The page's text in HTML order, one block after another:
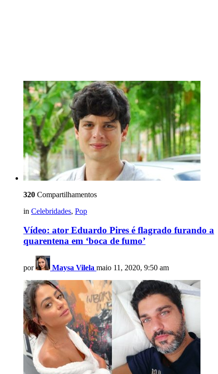
320 Compartilhamentos
in Celebridades, Pop
Vídeo: ator Eduardo Pires é flagrado furando a
quarentena em ‘boca de fumo’
por Maysa Vilela maio 11, 2020, 9:50 am